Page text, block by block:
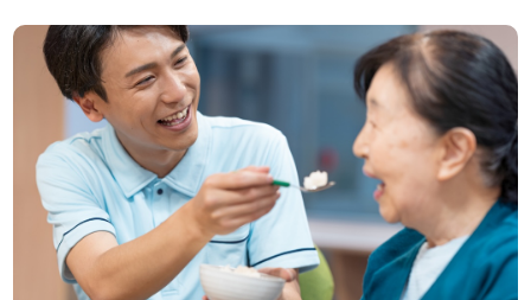
ーションに！『ご利用者様の今に寄り添いながら”いっ
ぽ”と”らしさ”をサポートしたい、障がい福祉業界で働きた
い』『ご利用者様のお役に立てるキャリアを描きたい、働
きがいを感じながら仕事をしたい』『転職でキャリアチェ
ンジを実現したい、施設形態や環境を変えて働きたい』等
の方も大歓迎です！募集詳細等、担当コンサルタントより
ご案内します。お問い合わせも遠慮なくお願いします。
全国の求人ご紹介！医療/福祉業界の正社員/パート求人探
しは【ウィルオブ介護】＊求人情報収集、将来的検討の方
も遠慮なく＊